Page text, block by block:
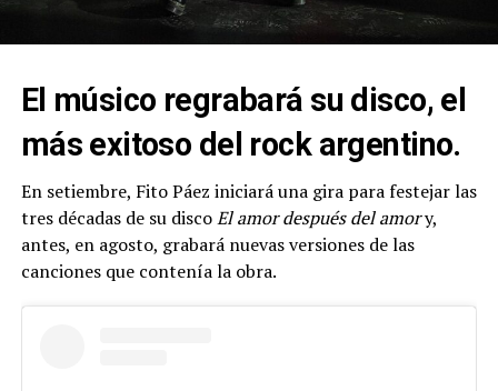
El músico regrabará su disco, el
más exitoso del rock argentino.
En setiembre, Fito Páez iniciará una gira para festejar las
tres décadas de su discoEl amor después del amory,
antes, en agosto, grabará nuevas versiones de las
canciones que contenía la obra.